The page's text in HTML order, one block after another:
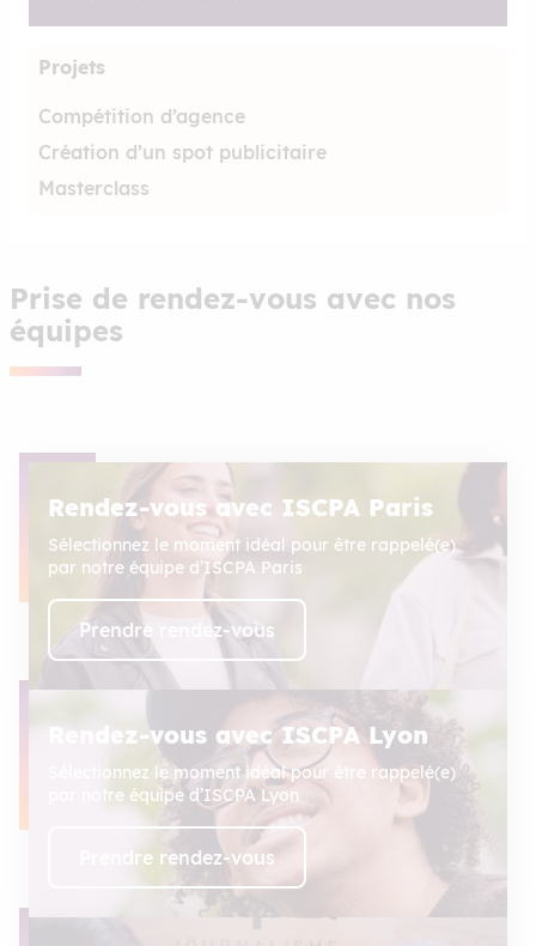
Projets
Compétition d’agence
Création d’un spot publicitaire
Masterclass
Prise de rendez-vous avec nos
équipes
Rendez-vous avec ISCPA Paris
Sélectionnez le moment idéal pour être rappelé(e)
par notre équipe d’ISCPA Paris
Prendre rendez-vous
Rendez-vous avec ISCPA Lyon
Sélectionnez le moment idéal pour être rappelé(e)
par notre équipe d’ISCPA Lyon
Prendre rendez-vous